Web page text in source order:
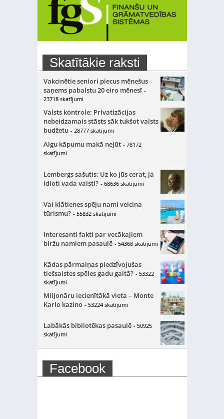
Skatītākie raksti
Vakcinētie seniori piecus mēnešus
saņems pabalstu 20 eiro mēnesī -
23718 skatījumi
Valsts kontrole: Privatizācijas
nebeidzamais stāsts sāk tukšot valsts
budžetu - 28777 skatījumi
Algu kāpumu makā nejūt - 78172
skatījumi
Lembergs sašutis: Uz ko jūs cerat, ja
idioti vada valsti? - 68636 skatījumi
Vai klātienes spēļu nami veicina
tūrismu? - 55832 skatījumi
Interesanti fakti par vecākajiem
biržu namiem pasaulē - 54368 skatījumi
Kādas pārmaiņas piedzīvojušas
tiešsaistes spēles gadu gaitā? - 53322
skatījumi
Miljonāru iecienītākā vieta – Monte
Karlo kazino - 53224 skatījumi
Labākās bibliotēkas pasaulē - 50925
skatījumi
Facebook